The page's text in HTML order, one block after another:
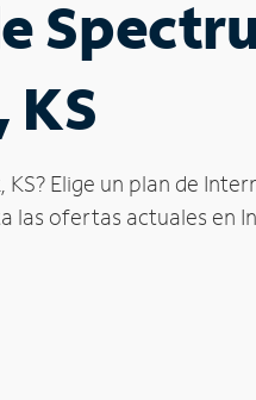
KS
Elige un plan de
las ofertas actuales en